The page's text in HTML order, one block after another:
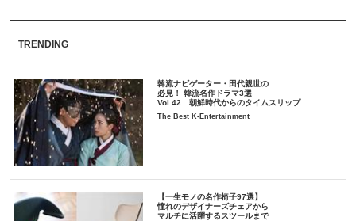
TRENDING
韓流ナビゲーター・田代親世の
必見！ 韓流名作ドラマ3選
Vol.42 朝鮮時代からのタイムスリップ
The Best K-Entertainment
【一生モノの名作椅子97選】
憧れのデザイナーズチェアから
マルチに活躍するスツールまで